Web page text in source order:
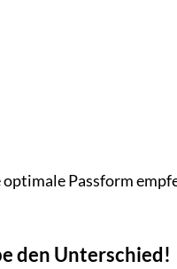
Passform
den Unterschied!